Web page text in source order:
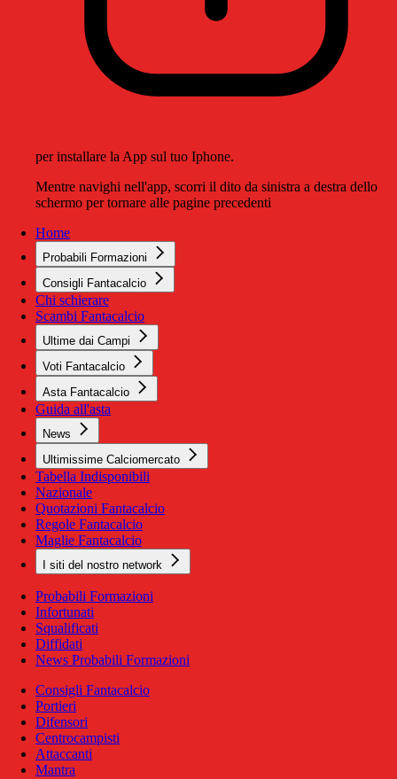
per installare la App sul tuo Iphone.
Mentre navighi nell'app, scorri il dito da sinistra a destra dello
schermo per tornare alle pagine precedenti
Home
Probabili Formazioni
Consigli Fantacalcio
Chi schierare
Scambi Fantacalcio
Ultime dai Campi
Voti Fantacalcio
Asta Fantacalcio
Guida all'asta
News
Ultimissime Calciomercato
Tabella Indisponibili
Nazionale
Quotazioni Fantacalcio
Regole Fantacalcio
Maglie Fantacalcio
I siti del nostro network
Probabili Formazioni
Infortunati
Squalificati
Diffidati
News Probabili Formazioni
Consigli Fantacalcio
Portieri
Difensori
Centrocampisti
Attaccanti
Mantra